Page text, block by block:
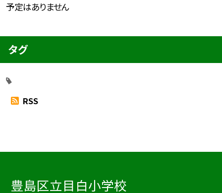
予定はありません
タグ
RSS
豊島区立目白小学校